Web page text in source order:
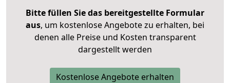
Bitte füllen Sie das bereitgestellte Formular
aus, um kostenlose Angebote zu erhalten, bei
denen alle Preise und Kosten transparent
dargestellt werden
Kostenlose Angebote erhalten